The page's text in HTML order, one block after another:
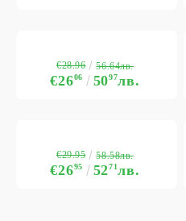
€2606 5097лв.
€28.96 56.64лв.
€2695 5271лв.
€29.95 58.58лв.